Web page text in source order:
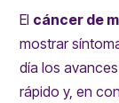
El cáncer de
mostrar
día los
rápido y, en